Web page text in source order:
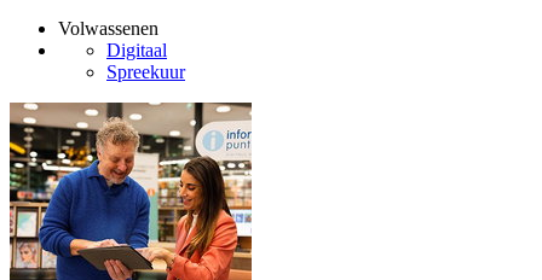
Volwassenen
Digitaal
Spreekuur